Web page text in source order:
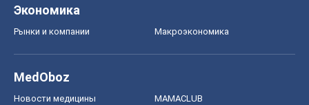
Экономика
Рынки и компании Mакроэкономика
MedOboz
Новости медицины MAMACLUB